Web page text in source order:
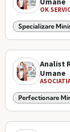
OK
Specializare
Analist
Umane
Perfectionare